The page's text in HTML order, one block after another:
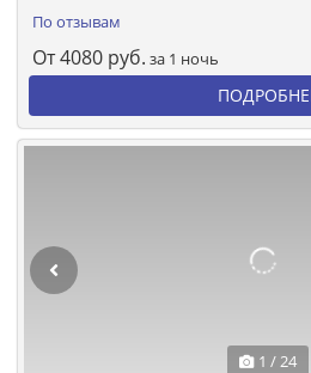
По отзывам
От4080 руб. за 1 ночь
1 / 24